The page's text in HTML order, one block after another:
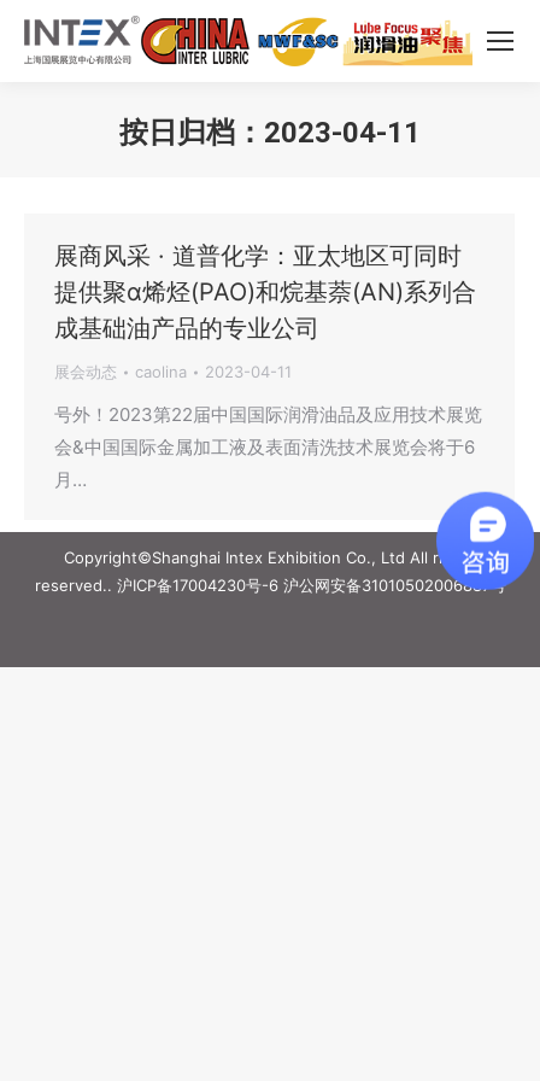
按日归档： 2023-04-11
展商风采 · 道普化学：亚太地区可同时
提供聚α烯烃(PAO)和烷基萘(AN)系列合
成基础油产品的专业公司
展会动态 caolina 2023-04-11
号外！2023第22届中国国际润滑油品及应用技术展览
会&中国国际金属加工液及表面清洗技术展览会将于6
月…
Copyright©Shanghai Intex Exhibition Co., Ltd All rights
reserved.. 沪ICP备17004230号-6沪公网安备31010502006887号